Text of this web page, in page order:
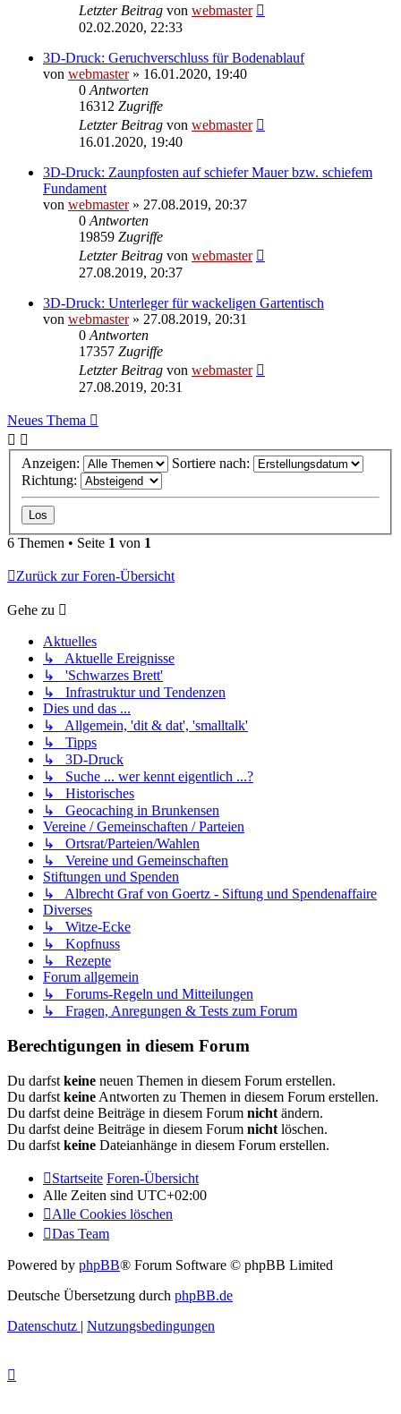
Letzter Beitrag von webmaster
02.02.2020, 22:33
3D-Druck: Geruchverschluss für Bodenablauf
von webmaster» 16.01.2020, 19:40
0 Antworten
16312 Zugriffe
Letzter Beitrag von webmaster
16.01.2020, 19:40
3D-Druck: Zaunpfosten auf schiefer Mauer bzw. schiefem
Fundament
von webmaster» 27.08.2019, 20:37
0 Antworten
19859 Zugriffe
Letzter Beitrag von webmaster
27.08.2019, 20:37
3D-Druck: Unterleger für wackeligen Gartentisch
von webmaster» 27.08.2019, 20:31
0 Antworten
17357 Zugriffe
Letzter Beitrag von webmaster
27.08.2019, 20:31
Neues Thema
Anzeigen:
Sortiere nach:
Richtung:
6 Themen • Seite 1 von 1
Zurück zur Foren-Übersicht
Gehe zu
Aktuelles
↳ Aktuelle Ereignisse
↳ 'Schwarzes Brett'
↳ Infrastruktur und Tendenzen
Dies und das ...
↳ Allgemein, 'dit & dat', 'smalltalk'
↳ Tipps
↳ 3D-Druck
↳ Suche ... wer kennt eigentlich ...?
↳ Historisches
↳ Geocaching in Brunkensen
Vereine / Gemeinschaften / Parteien
↳ Ortsrat/Parteien/Wahlen
↳ Vereine und Gemeinschaften
Stiftungen und Spenden
↳ Albrecht Graf von Goertz - Siftung und Spendenaffaire
Diverses
↳ Witze-Ecke
↳ Kopfnuss
↳ Rezepte
Forum allgemein
↳ Forums-Regeln und Mitteilungen
↳ Fragen, Anregungen & Tests zum Forum
Berechtigungen in diesem Forum
Du darfst keine neuen Themen in diesem Forum erstellen.
Du darfst keine Antworten zu Themen in diesem Forum erstellen.
Du darfst deine Beiträge in diesem Forum nicht ändern.
Du darfst deine Beiträge in diesem Forum nicht löschen.
Du darfst keine Dateianhänge in diesem Forum erstellen.
Startseite Foren-Übersicht
Alle Zeiten sind UTC+02:00
Alle Cookies löschen
Das Team
Powered by phpBB® Forum Software © phpBB Limited
Deutsche Übersetzung durch phpBB.de
Datenschutz | Nutzungsbedingungen